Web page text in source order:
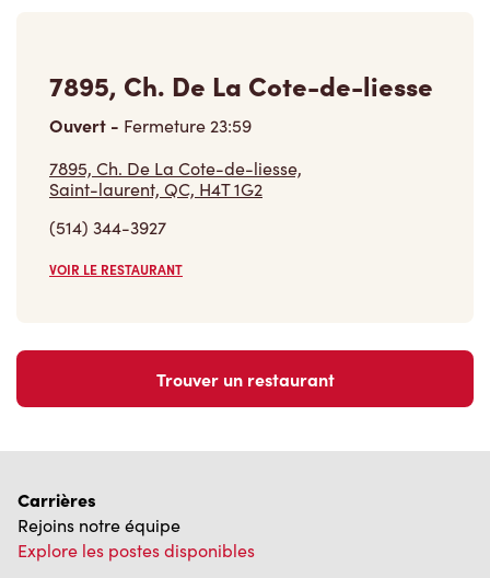
7895, Ch. De La Cote-de-liesse
Ouvert - Fermeture23:59
7895, Ch. De La Cote-de-liesse,
Saint-laurent, QC, H4T 1G2
(514) 344-3927
VOIR LE RESTAURANT
Trouver un restaurant
Carrières
Rejoins notre équipe
Explore les postes disponibles